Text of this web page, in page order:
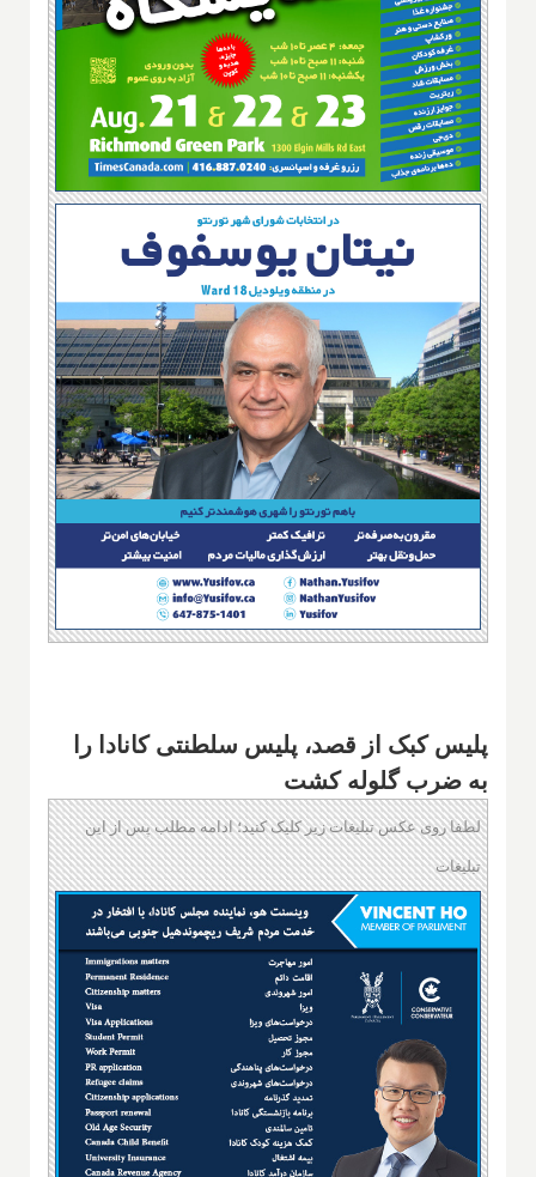
پلیس کبک از قصد، پلیس سلطنتی کانادا را
به ضرب گلوله کشت
لطفا روی عکس تبلیغات زیر کلیک کنید؛ ادامه مطلب پس از این
تبلیغات